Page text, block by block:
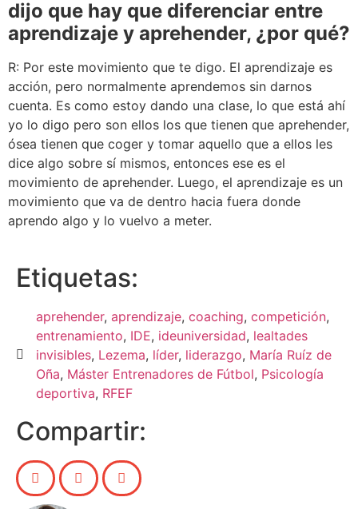
dijo que hay que diferenciar entre
aprendizaje y aprehender, ¿por qué?
R: Por este movimiento que te digo. El aprendizaje es
acción, pero normalmente aprendemos sin darnos
cuenta. Es como estoy dando una clase, lo que está ahí
yo lo digo pero son ellos los que tienen que aprehender,
ósea tienen que coger y tomar aquello que a ellos les
dice algo sobre sí mismos, entonces ese es el
movimiento de aprehender. Luego, el aprendizaje es un
movimiento que va de dentro hacia fuera donde
aprendo algo y lo vuelvo a meter.
Etiquetas:
aprehender, aprendizaje, coaching, competición,
entrenamiento, IDE, ideuniversidad, lealtades
invisibles, Lezema, líder, liderazgo, María Ruíz de
Oña, Máster Entrenadores de Fútbol, Psicología
deportiva, RFEF
Compartir: